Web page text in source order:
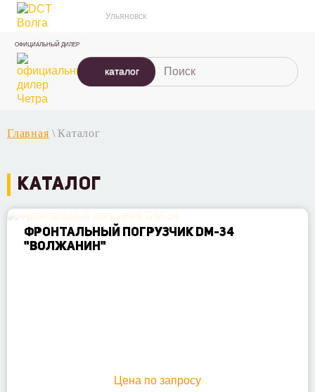
Ульяновск
ОФИЦИАЛЬНЫЙ ДИЛЕР
каталог
Главная \ Каталог
КАТАЛОГ
ФРОНТАЛЬНЫЙ ПОГРУЗЧИК DM-34
"ВОЛЖАНИН"
Цена по запросу